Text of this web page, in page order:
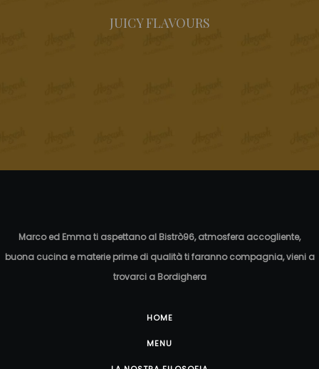
JUICY FLAVOURS
Marco ed Emma ti aspettano al Bistrò96, atmosfera accogliente,
buona cucina e materie prime di qualità ti faranno compagnia, vieni a
trovarci a Bordighera
HOME
MENU